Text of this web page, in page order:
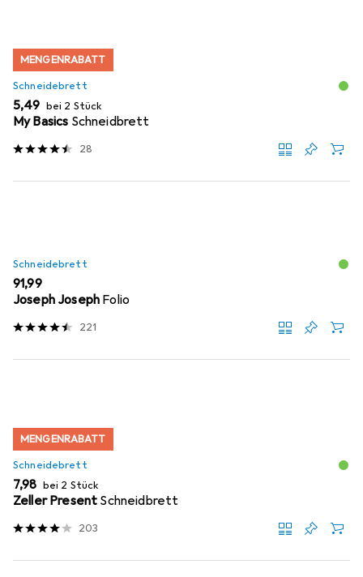
MENGENRABATT
Schneidebrett
EUR
5,49 bei 2 Stück
My Basics Schneidbrett
28
Schneidebrett
EUR
91,99
Joseph Joseph Folio
221
MENGENRABATT
Schneidebrett
EUR
7,98 bei 2 Stück
Zeller Present Schneidbrett
203